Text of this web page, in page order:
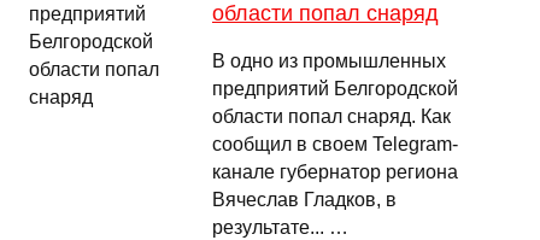
области попал снаряд
В одно из промышленных
предприятий Белгородской
области попал снаряд. Как
сообщил в своем Telegram-
канале губернатор региона
Вячеслав Гладков, в
результате... …